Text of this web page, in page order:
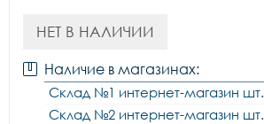
НЕТ В НАЛИЧИИ
Наличие в магазинах:
Склад №1 интернет-магазин шт.
Склад №2 интернет-магазин шт.